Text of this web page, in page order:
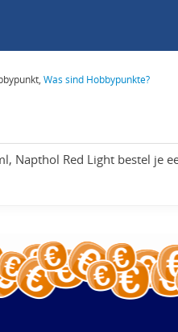
Was sind Hobbypunkte?
Napthol Red Light bestel je